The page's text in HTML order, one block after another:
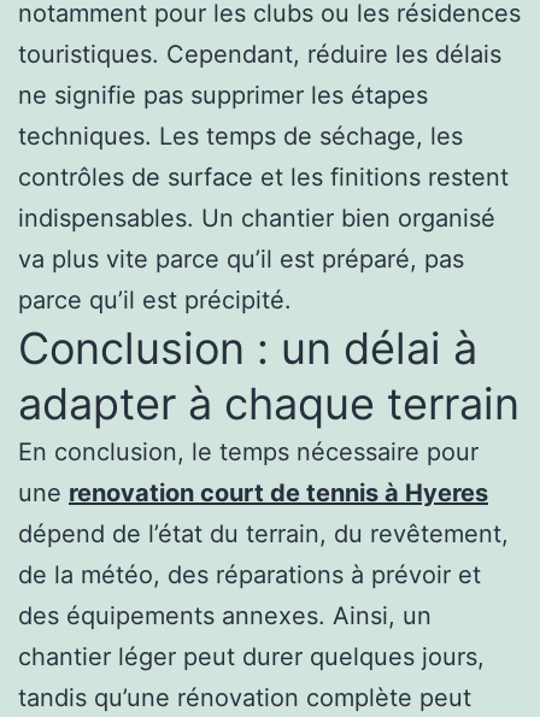
notamment pour les clubs ou les résidences
touristiques. Cependant, réduire les délais
ne signifie pas supprimer les étapes
techniques. Les temps de séchage, les
contrôles de surface et les finitions restent
indispensables. Un chantier bien organisé
va plus vite parce qu’il est préparé, pas
parce qu’il est précipité.
Conclusion : un délai à
adapter à chaque terrain
En conclusion, le temps nécessaire pour
une renovation court de tennis à Hyeres
dépend de l’état du terrain, du revêtement,
de la météo, des réparations à prévoir et
des équipements annexes. Ainsi, un
chantier léger peut durer quelques jours,
tandis qu’une rénovation complète peut